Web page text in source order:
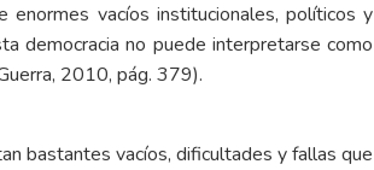
vacíos institucionales, políticos y
democracia no puede interpretarse como
2010, pág. 379).
bastantes vacíos, dificultades y fallas que